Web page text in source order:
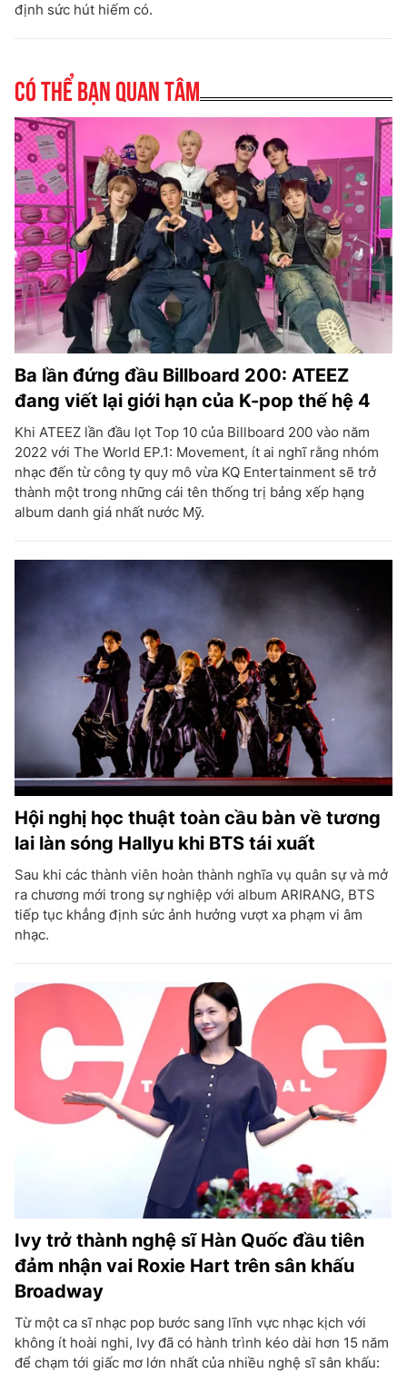
định sức hút hiếm có.
Có thể bạn quan tâm
Ba lần đứng đầu Billboard 200: ATEEZ
đang viết lại giới hạn của K-pop thế hệ 4
Khi ATEEZ lần đầu lọt Top 10 của Billboard 200 vào năm
2022 với The World EP.1: Movement, ít ai nghĩ rằng nhóm
nhạc đến từ công ty quy mô vừa KQ Entertainment sẽ trở
thành một trong những cái tên thống trị bảng xếp hạng
album danh giá nhất nước Mỹ.
Hội nghị học thuật toàn cầu bàn về tương
lai làn sóng Hallyu khi BTS tái xuất
Sau khi các thành viên hoàn thành nghĩa vụ quân sự và mở
ra chương mới trong sự nghiệp với album ARIRANG, BTS
tiếp tục khẳng định sức ảnh hưởng vượt xa phạm vi âm
nhạc.
Ivy trở thành nghệ sĩ Hàn Quốc đầu tiên
đảm nhận vai Roxie Hart trên sân khấu
Broadway
Từ một ca sĩ nhạc pop bước sang lĩnh vực nhạc kịch với
không ít hoài nghi, Ivy đã có hành trình kéo dài hơn 15 năm
để chạm tới giấc mơ lớn nhất của nhiều nghệ sĩ sân khấu: